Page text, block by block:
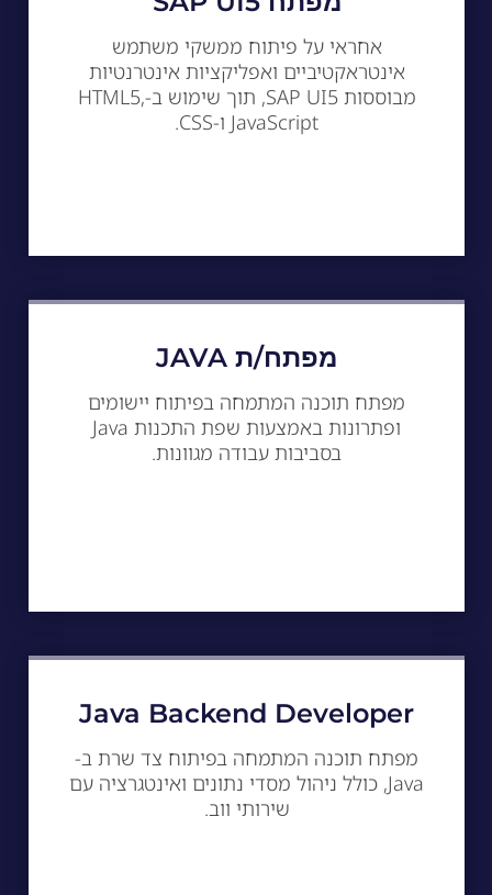
אחראי על פיתוח ממשקי משתמש
אינטראקטיביים ואפליקציות אינטרנטיות
מבוססות SAP UI5, תוך שימוש ב-HTML5,
JavaScript ו-CSS.
מפתח/ת JAVA
מפתח תוכנה המתמחה בפיתוח יישומים
ופתרונות באמצעות שפת התכנות Java
בסביבות עבודה מגוונות.
Java Backend Developer
מפתח תוכנה המתמחה בפיתוח צד שרת ב-
Java, כולל ניהול מסדי נתונים ואינטגרציה עם
שירותי ווב.